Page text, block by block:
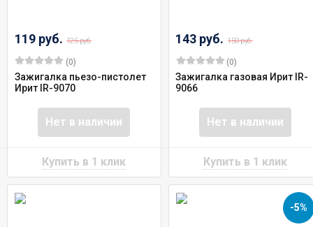
119 руб. 125 руб.
(0)
Зажигалка пьезо-пистолет
Ирит IR-9070
Нет в наличии
143 руб. 150 руб.
(0)
Зажигалка газовая Ирит IR-
9066
Нет в наличии
-5%